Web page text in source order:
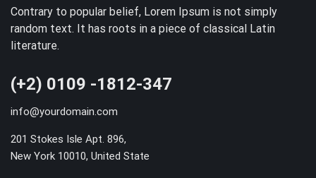
Contrary to popular belief, Lorem Ipsum is not simply
random text. It has roots in a piece of classical Latin
literature.
(+2) 0109 -1812-347
info@yourdomain.com
201 Stokes Isle Apt. 896,
New York 10010, United State